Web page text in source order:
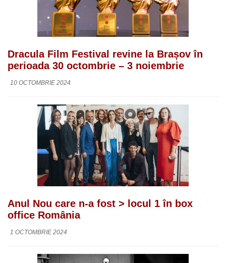
Dracula Film Festival revine la Brașov în
perioada 30 octombrie – 3 noiembrie
10 OCTOMBRIE 2024
Anul Nou care n-a fost > locul 1 în box
office România
1 OCTOMBRIE 2024